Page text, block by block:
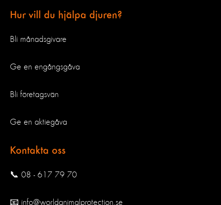
Hur vill du hjälpa djuren?
Bli månadsgivare
Ge en engångsgåva
Bli företagsvän
Ge en aktiegåva
Kontakta oss
📞 08 - 617 79 70
📧 info@worldanimalprotection.se